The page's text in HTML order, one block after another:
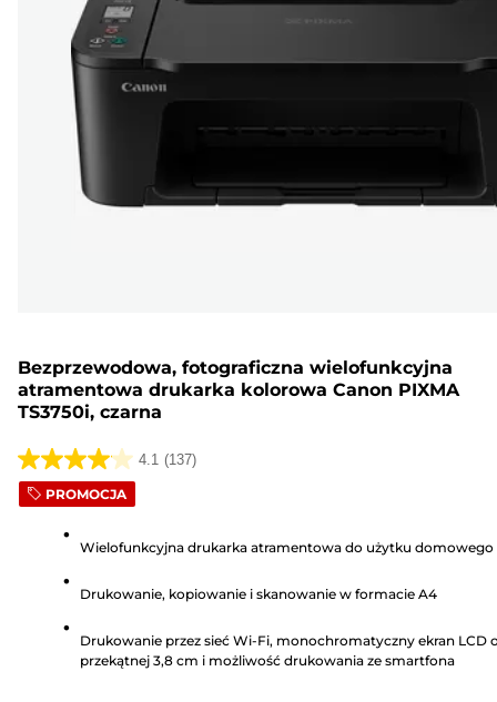
Bezprzewodowa, fotograficzna wielofunkcyjna
atramentowa drukarka kolorowa Canon PIXMA
TS3750i, czarna
4.1 (137)
4.1
na
gwiazdek.
Recenzji
PROMOCJA
Wielofunkcyjna drukarka atramentowa do użytku domowego
Drukowanie, kopiowanie i skanowanie w formacie A4
Drukowanie przez sieć Wi-Fi, monochromatyczny ekran LCD
przekątnej 3,8 cm i możliwość drukowania ze smartfona